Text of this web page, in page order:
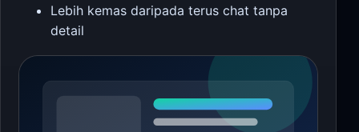
Lebih kemas daripada terus chat tanpa
detail